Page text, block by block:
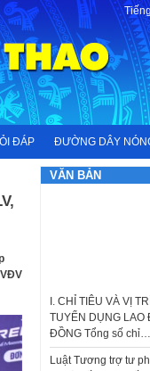
ĐÁP ĐƯỜNG DÂY
VĂN BẢN
Luật Tương trợ tư
sự và Kế hoạch số
UBND ngày
UBND…